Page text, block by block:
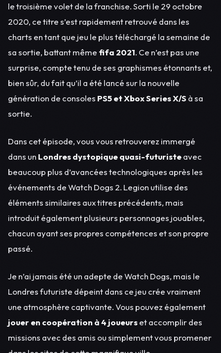
le troisième volet de la franchise. Sorti le 29 octobre
2020, ce titre s’est rapidement retrouvé dans les
charts en tant que jeu le plus téléchargé la semaine de
sa sortie, battant même fifa 2021. Ce n’est pas une
surprise, compte tenu de ses graphismes étonnants et,
bien sûr, du fait qu’il a été lancé sur la nouvelle
génération de consoles PS5 et Xbox Series X/S à sa
sortie.
Dans cet épisode, vous vous retrouverez immergé
dans un Londres dystopique quasi-futuristeavec
beaucoup plus d’avancées technologiques après les
événements de Watch Dogs 2. Legion utilise des
éléments similaires aux titres précédents, mais
introduit également plusieurs personnages jouables,
chacun ayant ses propres compétences et son propre
passé.
Je n’ai jamais été un adepte de Watch Dogs, mais le
Londres futuriste dépeint dans ce jeu crée vraiment
une atmosphère captivante. Vous pouvez également
jouer en coopération à 4 joueurset accomplir des
missions avec des amis ou simplement vous promener